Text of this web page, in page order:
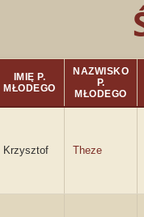
IMIĘ P.
MŁODEGO
NAZWISKO
P.
MŁODEGO
Krzysztof Theze